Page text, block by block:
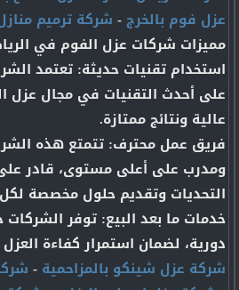
عزل فوم بالخرج- شركة ترميم
مميزات شركات عزل الفوم في
استخدام تقنيات حديثة: تعتمد
على أحدث التقنيات في مجال عزل
عالية ونتائج ممتازة.
فريق عمل محترف: تتمتع هذه
ومدرب على أعلى مستوى، قادر
التحديات وتقديم حلول مخصصة
خدمات ما بعد البيع: توفر الشركات
دورية، لضمان استمرار كفاءة
شركة عزل شينكو بالمزاحمية -